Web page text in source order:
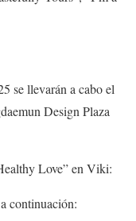
se llevarán a cabo el
Design Plaza
Love” en Viki:
continuación: